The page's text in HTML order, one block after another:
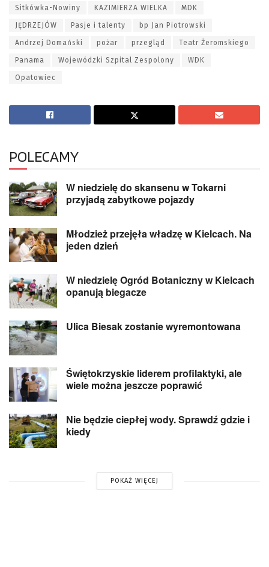
Sitkówka-Nowiny KAZIMIERZA WIELKA MDK
JĘDRZEJÓW Pasje i talenty bp Jan Piotrowski
Andrzej Domański pożar przegląd Teatr Żeromskiego
Panama Wojewódzki Szpital Zespolony WDK
Opatowiec
POLECAMY
W niedzielę do skansenu w Tokarni
przyjadą zabytkowe pojazdy
Młodzież przejęła władzę w Kielcach. Na
jeden dzień
W niedzielę Ogród Botaniczny w Kielcach
opanują biegacze
Ulica Biesak zostanie wyremontowana
Świętokrzyskie liderem profilaktyki, ale
wiele można jeszcze poprawić
Nie będzie ciepłej wody. Sprawdź gdzie i
kiedy
POKAŻ WIĘCEJ